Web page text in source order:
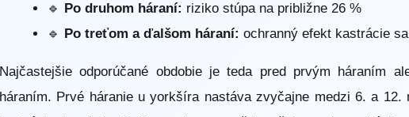
🔹
Po druhom háraní: riziko stúpa na približne 26 %
🔹
Po treťom a ďalšom háraní: ochranný efekt kastrácie
Najčastejšie odporúčané obdobie je teda pred prvým háraním
háraním. Prvé háranie u yorkšíra nastáva zvyčajne medzi 6. a 12.